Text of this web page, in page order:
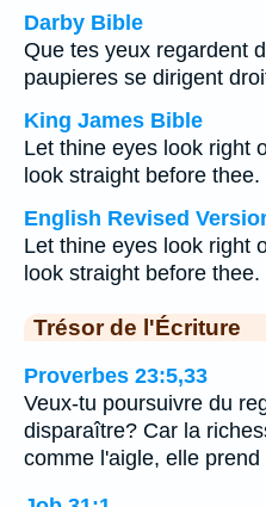
Darby Bible
Que tes yeux regardent
paupieres se dirigent
King James Bible
Let thine eyes look right
look straight before thee.
English Revised
Let thine eyes look right
look straight before thee.
Trésor de l'Écriture
Proverbes 23:5,33
Veux-tu poursuivre du
disparaître? Car la
comme l'aigle, elle